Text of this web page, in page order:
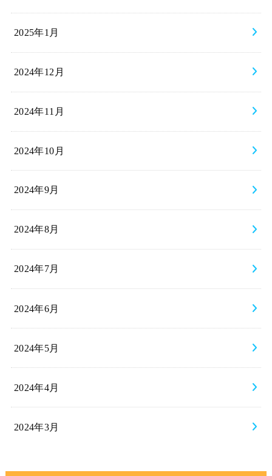
2025年1月
2024年12月
2024年11月
2024年10月
2024年9月
2024年8月
2024年7月
2024年6月
2024年5月
2024年4月
2024年3月